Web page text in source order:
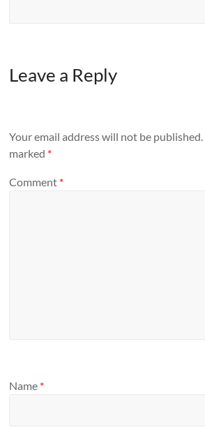
Leave a Reply
Your email address will not be published.
marked *
Comment *
Name *